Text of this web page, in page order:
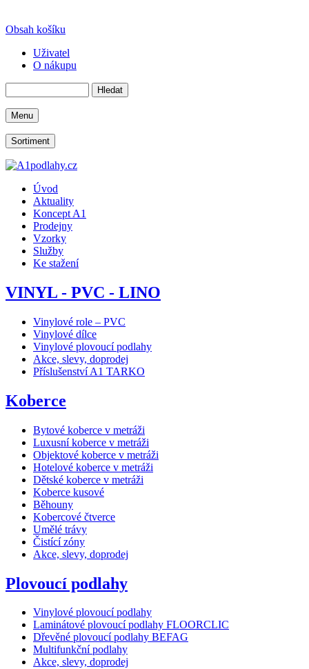
Obsah košíku
Uživatel
O nákupu
Menu
Sortiment
Úvod
Aktuality
Koncept A1
Prodejny
Vzorky
Služby
Ke stažení
VINYL - PVC - LINO
Vinylové role – PVC
Vinylové dílce
Vinylové plovoucí podlahy
Akce, slevy, doprodej
Příslušenství A1 TARKO
Koberce
Bytové koberce v metráži
Luxusní koberce v metráži
Objektové koberce v metráži
Hotelové koberce v metráži
Dětské koberce v metráži
Koberce kusové
Běhouny
Kobercové čtverce
Umělé trávy
Čistící zóny
Akce, slevy, doprodej
Plovoucí podlahy
Vinylové plovoucí podlahy
Laminátové plovoucí podlahy FLOORCLIC
Dřevěné plovoucí podlahy BEFAG
Multifunkční podlahy
Akce, slevy, doprodej